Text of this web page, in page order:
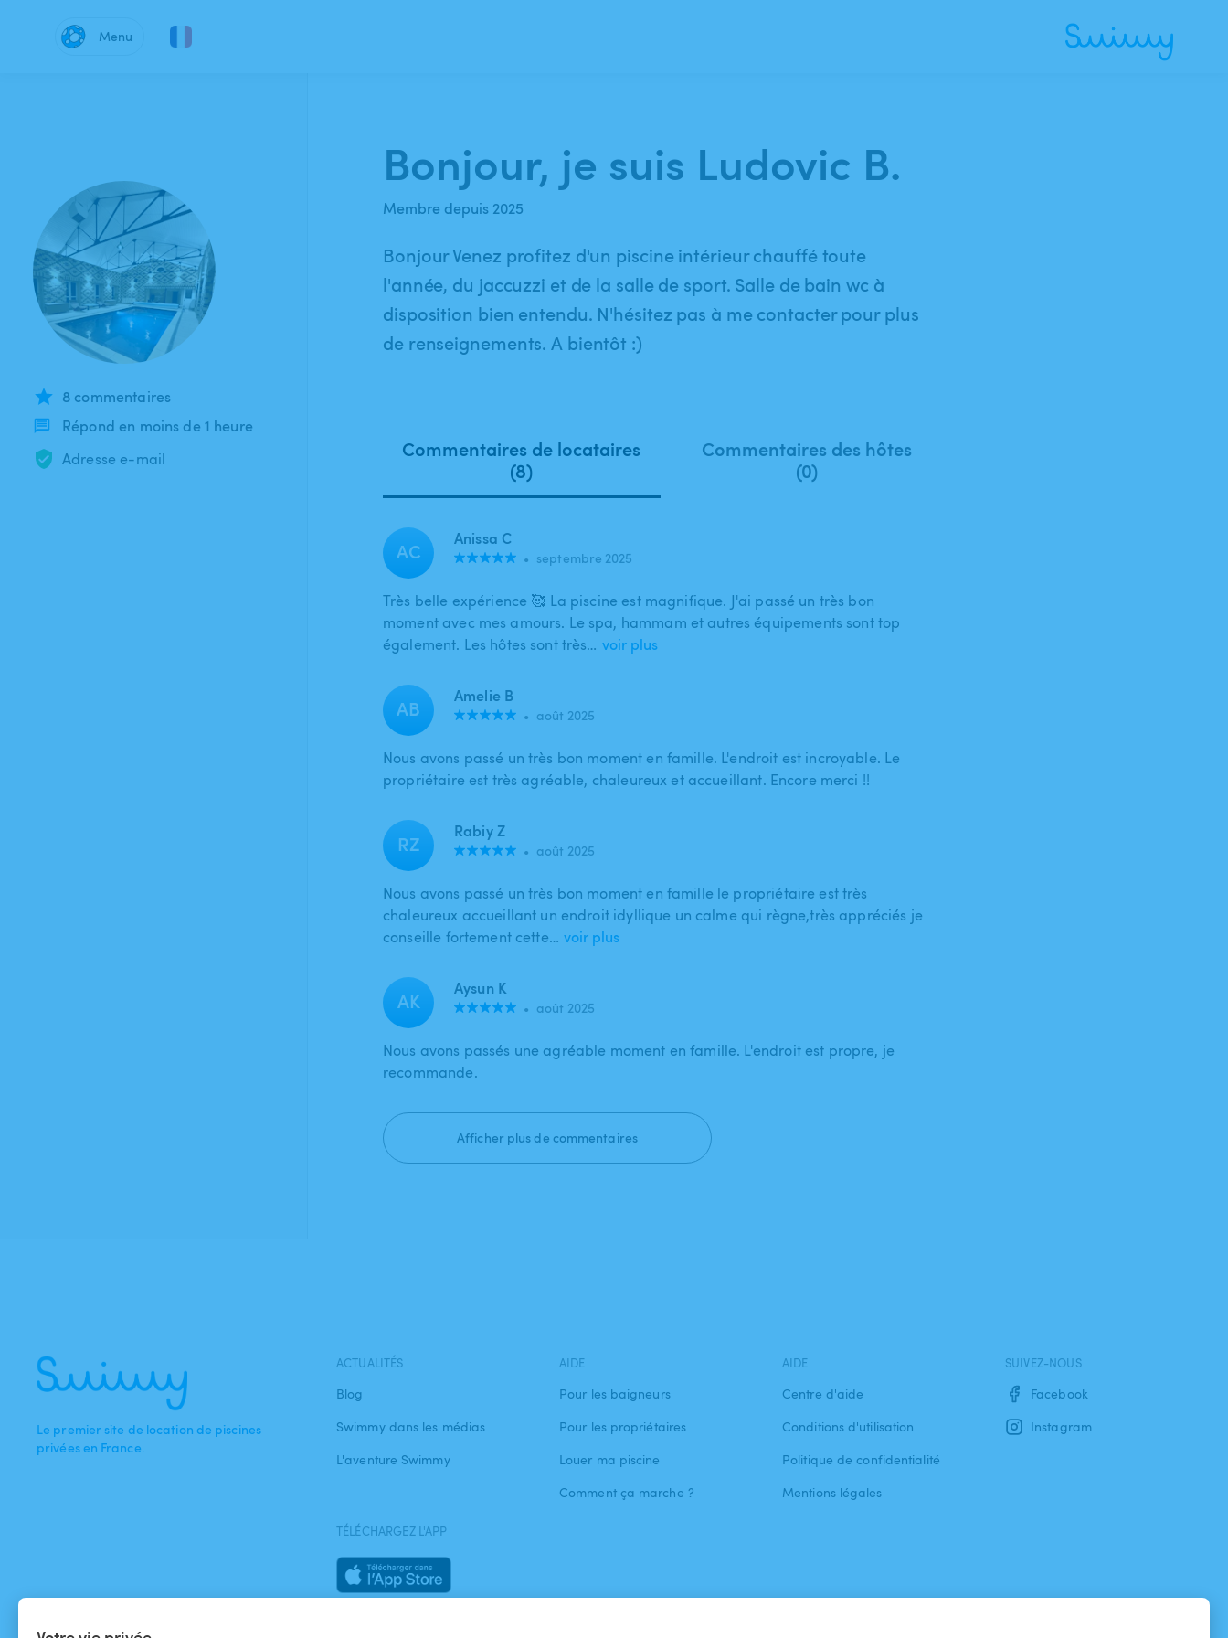
Menu
8 commentaires
Répond en moins de 1 heure
Adresse e-mail
Bonjour, je suis Ludovic B.
Membre depuis 2025
Bonjour Venez profitez d'un piscine intérieur chauffé toute
l'année, du jaccuzzi et de la salle de sport. Salle de bain wc à
disposition bien entendu. N'hésitez pas à me contacter pour plus
de renseignements. A bientôt :)
Commentaires de locataires
(8)
Commentaires des hôtes
(0)
AC Anissa C
• septembre 2025
Très belle expérience 🥰 La piscine est magnifique. J'ai passé un très bon
moment avec mes amours. Le spa, hammam et autres équipements sont top
également. Les hôtes sont très… voir plus
AB Amelie B
• août 2025
Nous avons passé un très bon moment en famille. L'endroit est incroyable. Le
propriétaire est très agréable, chaleureux et accueillant. Encore merci !!
RZ Rabiy Z
• août 2025
Nous avons passé un très bon moment en famille le propriétaire est très
chaleureux accueillant un endroit idyllique un calme qui règne,très appréciés je
conseille fortement cette… voir plus
AK Aysun K
• août 2025
Nous avons passés une agréable moment en famille. L'endroit est propre, je
recommande.
Afficher plus de commentaires
Le premier site de location de piscines
privées en France.
ACTUALITÉS
Blog
Swimmy dans les médias
L'aventure Swimmy
AIDE
Pour les baigneurs
Pour les propriétaires
Louer ma piscine
Comment ça marche ?
AIDE
Centre d'aide
Conditions d'utilisation
Politique de confidentialité
Mentions légales
SUIVEZ-NOUS
Facebook
Instagram
TÉLÉCHARGEZ L'APP